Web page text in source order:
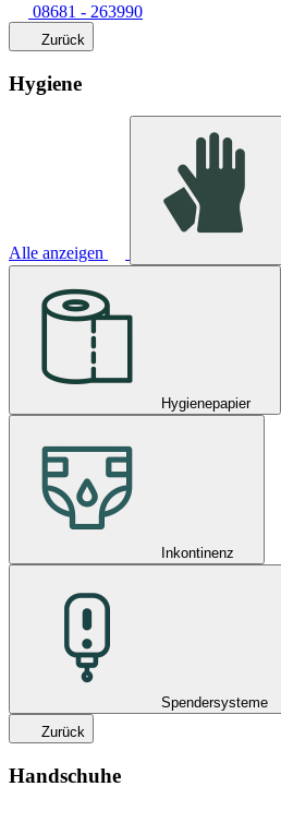
08681 - 263990
Zurück
Hygiene
Alle anzeigen
Hygienepapier
Inkontinenz
Spendersysteme
Zurück
Handschuhe